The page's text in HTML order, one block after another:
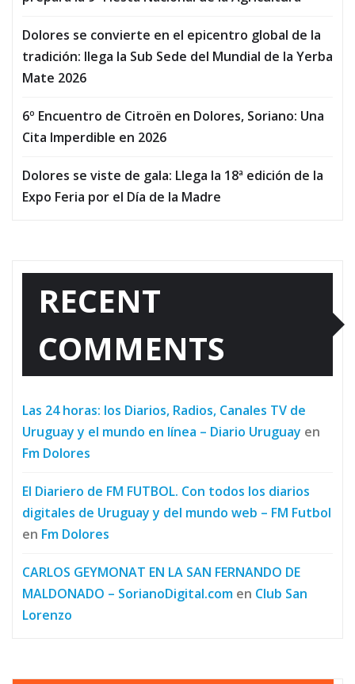
Dolores se convierte en el epicentro global de la
tradición: llega la Sub Sede del Mundial de la Yerba
Mate 2026
6º Encuentro de Citroën en Dolores, Soriano: Una
Cita Imperdible en 2026
Dolores se viste de gala: Llega la 18ª edición de la
Expo Feria por el Día de la Madre
RECENT
COMMENTS
Las 24 horas: los Diarios, Radios, Canales TV de
Uruguay y el mundo en línea – Diario Uruguay en
Fm Dolores
El Diariero de FM FUTBOL. Con todos los diarios
digitales de Uruguay y del mundo web – FM Futbol
en Fm Dolores
CARLOS GEYMONAT EN LA SAN FERNANDO DE
MALDONADO – SorianoDigital.com en Club San
Lorenzo